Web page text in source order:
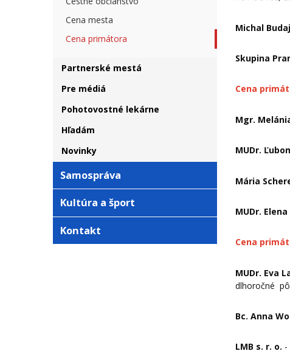
Cena mesta
Cena primátora
Partnerské mestá
Pre médiá
Pohotovostné lekárne
Hľadám
Novinky
Samospráva
Kultúra a šport
Kontakt
Michal Budaj
Skupina
Cena
Mgr.
MUDr.
Mária
MUDr.
Cena
MUDr. Eva
dlhoročné
Bc. Anna
LMB s. r. o. -